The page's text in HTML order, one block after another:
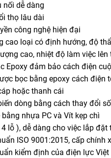
nối dễ dàng
thọ lâu dài
công nghệ hiện đại
cao loại có định hướng, độ
cao, nhiệt độ làm việc lên
Epoxy đảm bảo cách điện
bọc bằng epoxy cách điện
hoặc thanh cái
dòng bằng cách thay đổi
nhựa PC và Vít kẹp chì
lỗ ), dễ dàng cho việc lắp
ISO 9001:2015, cấp chính
kiểm định của điện lực Việt